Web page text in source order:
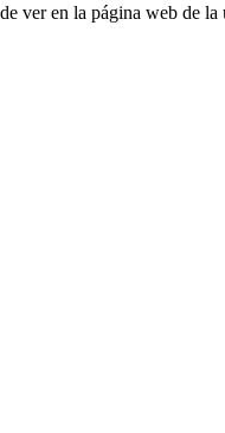
ver en la página web de la